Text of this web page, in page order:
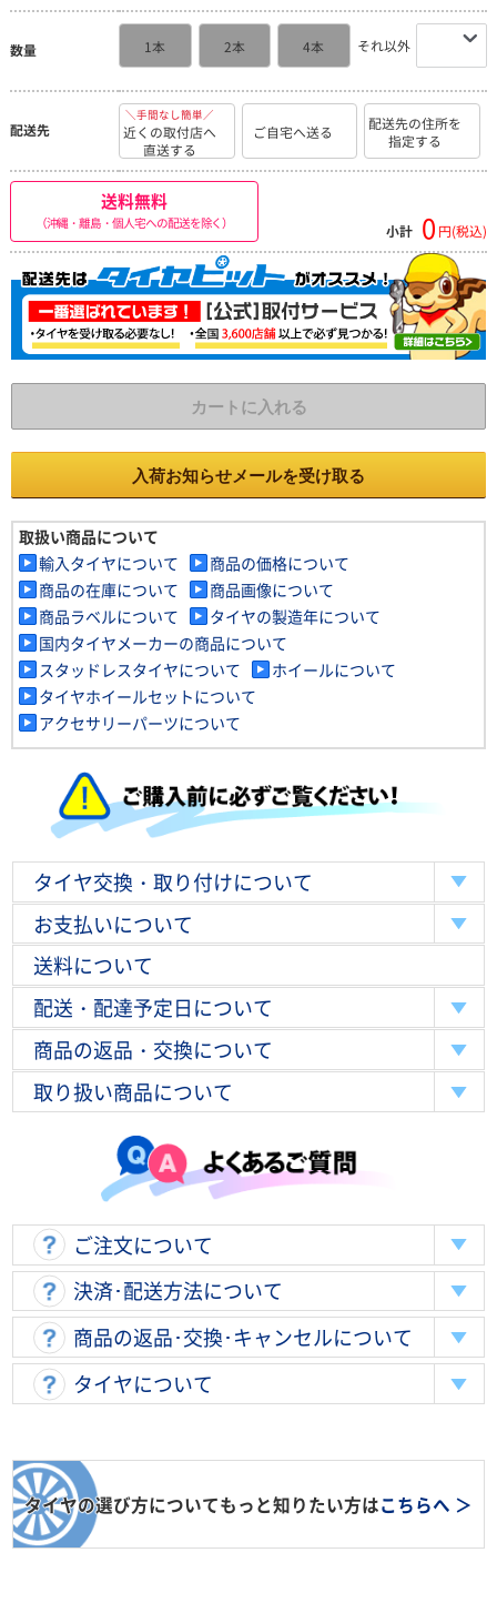
数量 1本 2本 4本 それ以外
配送先
＼手間なし簡単／
近くの取付店へ
直送する
ご自宅へ送る
配送先の住所を
指定する
送料無料
（沖縄・離島・個人宅への配送を除く） 小計 0 円(税込)
カートに入れる
入荷お知らせメールを受け取る
取扱い商品について
輸入タイヤについて
商品の価格について
商品の在庫について
商品画像について
商品ラベルについて
タイヤの製造年について
国内タイヤメーカーの商品について
スタッドレスタイヤについて
ホイールについて
タイヤホイールセットについて
アクセサリーパーツについて
タイヤ交換・取り付けについて
お支払いについて
送料について
配送・配達予定日について
商品の返品・交換について
取り扱い商品について
ご注文について
決済･配送方法について
商品の返品･交換･キャンセルについて
タイヤについて
タイヤの選び方についてもっと知りたい方はこちらへ ＞